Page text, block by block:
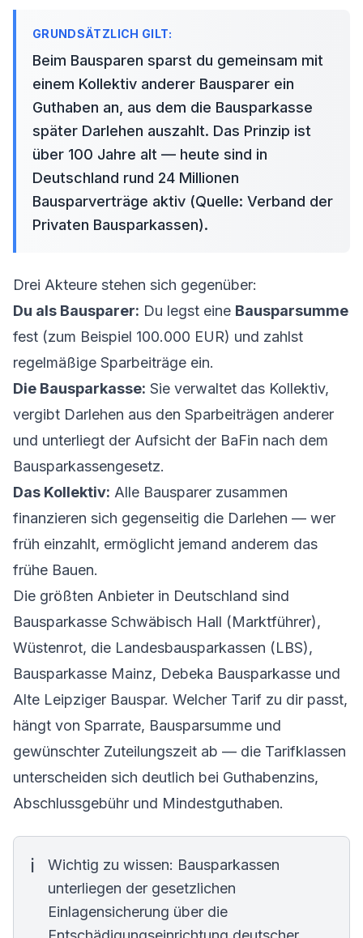
Beim Bausparen sparst du gemeinsam mit
einem Kollektiv anderer Bausparer ein
Guthaben an, aus dem die Bausparkasse
später Darlehen auszahlt. Das Prinzip ist
über 100 Jahre alt — heute sind in
Deutschland rund 24 Millionen
Bausparverträge aktiv (Quelle: Verband der
Privaten Bausparkassen).
Drei Akteure stehen sich gegenüber:
Du als Bausparer: Du legst eine Bausparsumme
fest (zum Beispiel 100.000 EUR) und zahlst
regelmäßige Sparbeiträge ein.
Die Bausparkasse: Sie verwaltet das Kollektiv,
vergibt Darlehen aus den Sparbeiträgen anderer
und unterliegt der Aufsicht der BaFin nach dem
Bausparkassengesetz.
Das Kollektiv: Alle Bausparer zusammen
finanzieren sich gegenseitig die Darlehen — wer
früh einzahlt, ermöglicht jemand anderem das
frühe Bauen.
Die größten Anbieter in Deutschland sind
Bausparkasse Schwäbisch Hall (Marktführer),
Wüstenrot, die Landesbausparkassen (LBS),
Bausparkasse Mainz, Debeka Bausparkasse und
Alte Leipziger Bauspar. Welcher Tarif zu dir passt,
hängt von Sparrate, Bausparsumme und
gewünschter Zuteilungszeit ab — die Tarifklassen
unterscheiden sich deutlich bei Guthabenzins,
Abschlussgebühr und Mindestguthaben.
Wichtig zu wissen: Bausparkassen
unterliegen der gesetzlichen
Einlagensicherung über die